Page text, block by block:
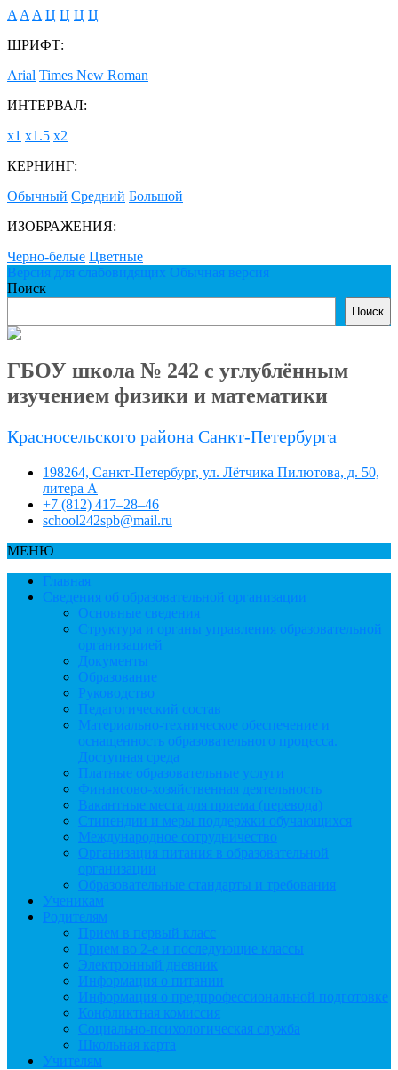
A A A Ц Ц Ц Ц
ШРИФТ:
Arial Times New Roman
ИНТЕРВАЛ:
х1 х1.5 х2
КЕРНИНГ:
Обычный Средний Большой
ИЗОБРАЖЕНИЯ:
Черно-белые Цветные
Версия для слабовидящих Обычная версия
Поиск
Поиск
ГБОУ школа № 242 с углублённым
изучением физики и математики
Красносельского района Санкт-Петербурга
198264, Санкт-Петербург, ул. Лётчика Пилютова, д. 50,
литера А
+7 (812) 417–28–46
school242spb@mail.ru
МЕНЮ
Главная
Сведения об образовательной организации
Основные сведения
Структура и органы управления образовательной
организацией
Документы
Образование
Руководство
Педагогический состав
Материально-техническое обеспечение и
оснащенность образовательного процесса.
Доступная среда
Платные образовательные услуги
Финансово-хозяйственная деятельность
Вакантные места для приема (перевода)
Стипендии и меры поддержки обучающихся
Международное сотрудничество
Организация питания в образовательной
организации
Образовательные стандарты и требования
Ученикам
Родителям
Прием в первый класс
Прием во 2-е и последующие классы
Электронный дневник
Информация о питании
Информация о предпрофессиональной подготовке
Конфликтная комиссия
Социально-психологическая служба
Школьная карта
Учителям